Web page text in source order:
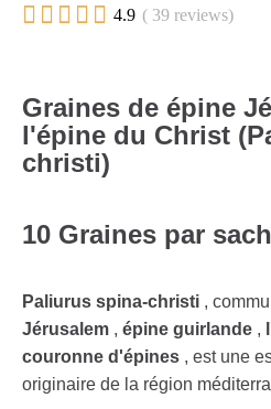
     4.9 ( 39 reviews)
Graines de épine
l'épine du Christ
christi)
10 Graines par
Paliurus spina-christi ,
Jérusalem , épine guirlande ,
couronne d'épines , est une
originaire de la région